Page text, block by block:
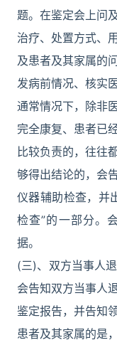
题。在鉴定会上问
治疗、处置方式、
及患者及其家属的
发病前情况、核实
通常情况下，除非
完全康复、患者已
比较负责的，往往
够得出结论的，会
仪器辅助检查，并
检查”的一部分。
据。
(三)、双方当事人
会告知双方当事人
鉴定报告，并告知
患者及其家属的是